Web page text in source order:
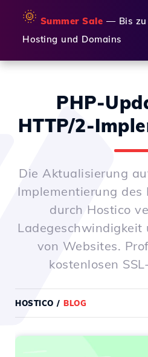
🌞 Summer Sale — Bis zu
Hosting und Domains
PHP-
HTTP/2-
Die Aktualisierung
Implementierung des
durch Hostico
Ladegeschwindigkeit
von Websites.
kostenlosen
HOSTICO / BLOG